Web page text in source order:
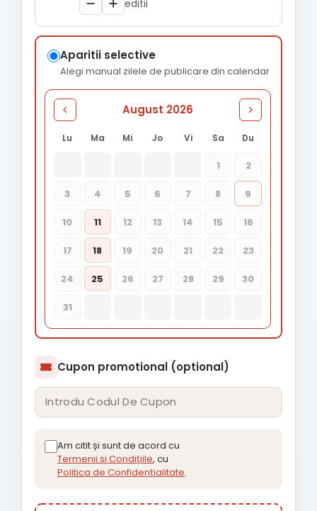
editii
Aparitii selective
Alegi manual zilele de publicare din calendar
August 2026
Lu Ma Mi Jo Vi Sa Du
1 2
3 4 5 6 7 8 9
10 11 12 13 14 15 16
17 18 19 20 21 22 23
24 25 26 27 28 29 30
31
Cupon promotional (optional)
Am citit și sunt de acord cu
Termenii și Condițiile, cu
Politica de Confidențialitate.